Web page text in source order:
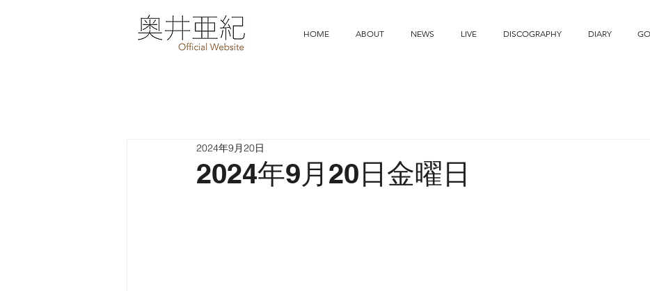
HOME ABOUT NEWS LIVE DISCOGRAPHY DIARY
2024年9月20日金曜日
2024年9月20日